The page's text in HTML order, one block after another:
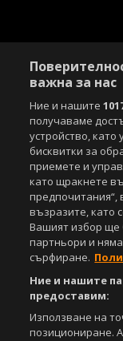
важна за нас
Ние и нашите
получаваме
устройство,
бисквитки за
приемете и
като щракнете
предпочитания“,
възразите, като
Вашият избор ще
партньори и
сърфиране.
Ние и нашите
предоставим:
Използване на
позициониране.